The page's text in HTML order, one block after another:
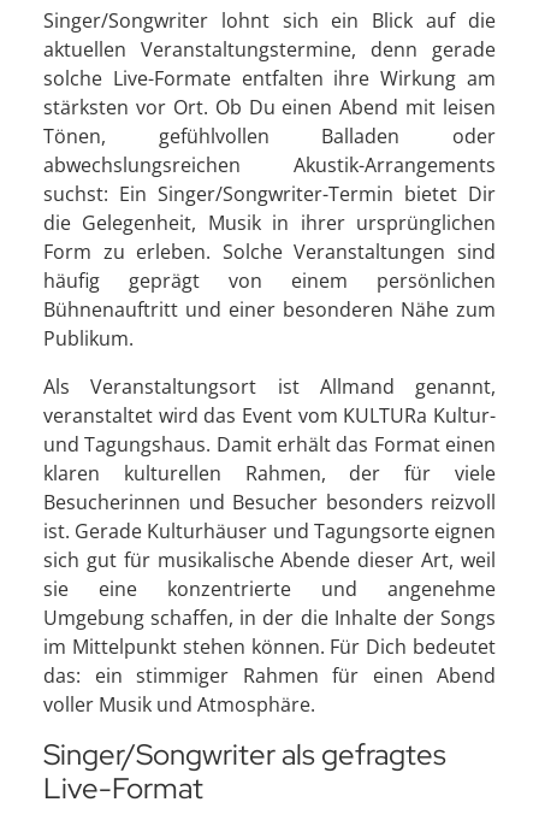
Singer/Songwriter lohnt sich ein Blick auf die
aktuellen Veranstaltungstermine, denn gerade
solche Live-Formate entfalten ihre Wirkung am
stärksten vor Ort. Ob Du einen Abend mit leisen
Tönen, gefühlvollen Balladen oder
abwechslungsreichen Akustik-Arrangements
suchst: Ein Singer/Songwriter-Termin bietet Dir
die Gelegenheit, Musik in ihrer ursprünglichen
Form zu erleben. Solche Veranstaltungen sind
häufig geprägt von einem persönlichen
Bühnenauftritt und einer besonderen Nähe zum
Publikum.
Als Veranstaltungsort ist Allmand genannt,
veranstaltet wird das Event vom KULTURa Kultur-
und Tagungshaus. Damit erhält das Format einen
klaren kulturellen Rahmen, der für viele
Besucherinnen und Besucher besonders reizvoll
ist. Gerade Kulturhäuser und Tagungsorte eignen
sich gut für musikalische Abende dieser Art, weil
sie eine konzentrierte und angenehme
Umgebung schaffen, in der die Inhalte der Songs
im Mittelpunkt stehen können. Für Dich bedeutet
das: ein stimmiger Rahmen für einen Abend
voller Musik und Atmosphäre.
Singer/Songwriter als gefragtes
Live-Format